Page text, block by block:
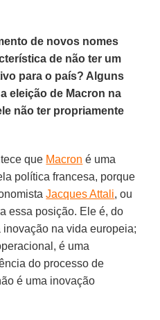
de novos nomes
de não ter um
para o país? Alguns
eleição de Macron na
não ter propriamente
que Macron é uma
política francesa, porque
Jacques Attali, ou
essa posição. Ele é, do
na vida europeia;
é uma
do processo de
é uma inovação